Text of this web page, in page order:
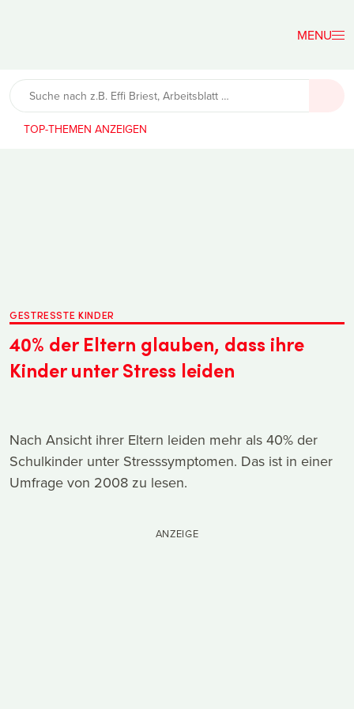
Lehrerfreund
TOP-THEMEN
GESTRESSTE KINDER
40% der Eltern glauben, dass ihre
Kinder unter Stress leiden
Nach Ansicht ihrer Eltern leiden mehr als 40% der
Schulkinder unter Stresssymptomen. Das ist in einer
Umfrage von 2008 zu lesen.
ANZEIGE